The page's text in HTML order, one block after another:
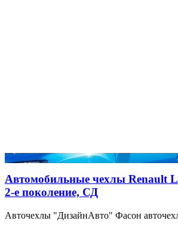
Автомобильные чехлы Renault
2-е поколение, СД
Авточехлы "ДизайнАвто" Фасон